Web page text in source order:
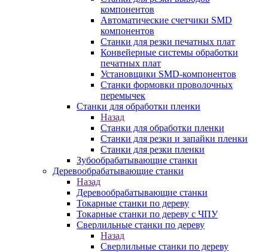
компонентов
Автоматические счетчики SMD
компонентов
Станки для резки печатных плат
Конвейерные системы обработки
печатных плат
Установщики SMD-компонентов
Станки формовки проволочных
перемычек
Станки для обработки пленки
Назад
Станки для обработки пленки
Станки для резки и запайки пленки
Станки для резки пленки
Зубообрабатывающие станки
Деревообрабатывающие станки
Назад
Деревообрабатывающие станки
Токарные станки по дереву
Токарные станки по дереву с ЧПУ
Сверлильные станки по дереву
Назад
Сверлильные станки по дереву